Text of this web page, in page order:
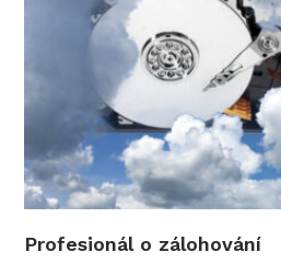
Profesionál o zálohování